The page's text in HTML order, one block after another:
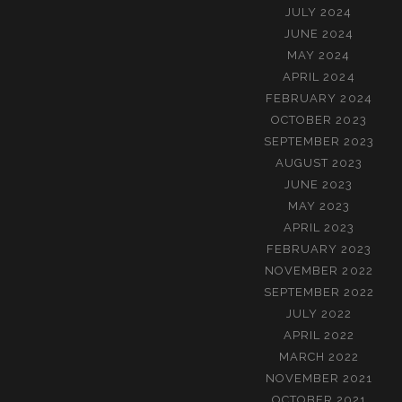
JULY 2024
JUNE 2024
MAY 2024
APRIL 2024
FEBRUARY 2024
OCTOBER 2023
SEPTEMBER 2023
AUGUST 2023
JUNE 2023
MAY 2023
APRIL 2023
FEBRUARY 2023
NOVEMBER 2022
SEPTEMBER 2022
JULY 2022
APRIL 2022
MARCH 2022
NOVEMBER 2021